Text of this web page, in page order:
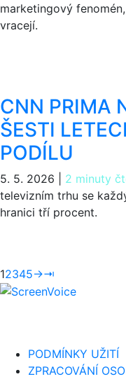
marketingový
vracejí.
CNN PRIMA
ŠESTI
PODÍLU
5. 5. 2026 2 minuty
televizním trhu se
hranici tří procent.
12345→⇥
PODMÍNKY UŽITÍ
ZPRACOVÁNÍ